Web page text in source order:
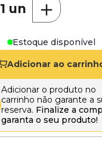
＋
Estoque disponível
Adicionar ao
Adicionar o produto no
carrinho não garante a
reserva. Finalize a
garanta o seu produto!